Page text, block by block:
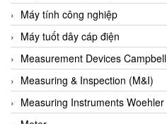
Balluff
BamBo Vietnam
Barel Vietnam
Barksdale
Bartec
Máy tính công nghiệp
Máy tuốt dây cáp điện
Measurement Devices Campbell
Measuring & Inspection (M&I)
Measuring Instruments Woehler